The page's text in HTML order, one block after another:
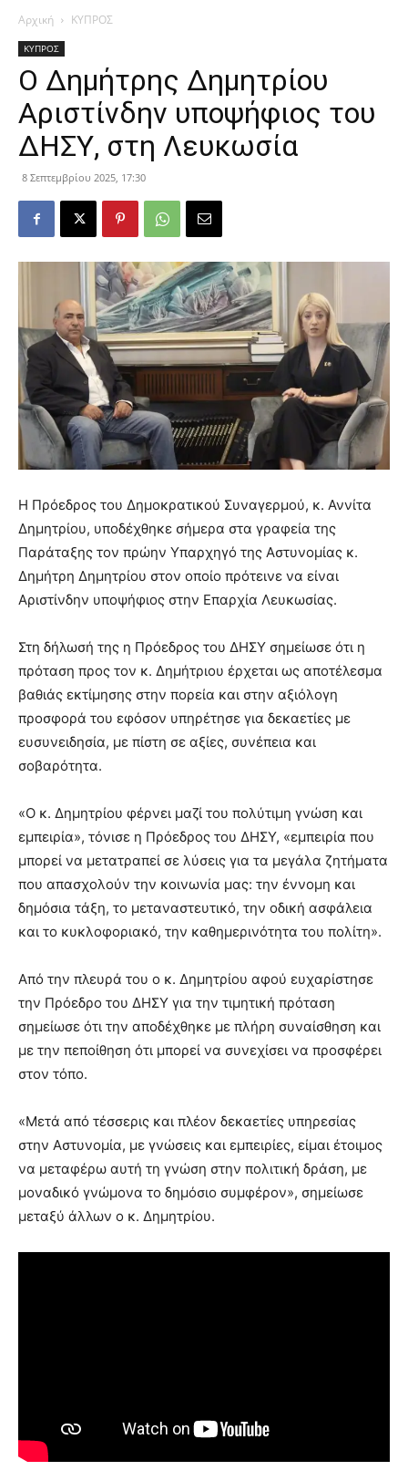
Αρχική ΚΥΠΡΟΣ
ΚΥΠΡΟΣ
Ο Δημήτρης Δημητρίου
Αριστίνδην υποψήφιος του
ΔΗΣΥ, στη Λευκωσία
8 Σεπτεμβρίου 2025, 17:30
Η Πρόεδρος του Δημοκρατικού Συναγερμού, κ. Αννίτα
Δημητρίου, υποδέχθηκε σήμερα στα γραφεία της
Παράταξης τον πρώην Υπαρχηγό της Αστυνομίας κ.
Δημήτρη Δημητρίου στον οποίο πρότεινε να είναι
Αριστίνδην υποψήφιος στην Επαρχία Λευκωσίας.
Στη δήλωσή της η Πρόεδρος του ΔΗΣΥ σημείωσε ότι η
πρόταση προς τον κ. Δημήτριου έρχεται ως αποτέλεσμα
βαθιάς εκτίμησης στην πορεία και στην αξιόλογη
προσφορά του εφόσον υπηρέτησε για δεκαετίες με
ευσυνειδησία, με πίστη σε αξίες, συνέπεια και
σοβαρότητα.
«Ο κ. Δημητρίου φέρνει μαζί του πολύτιμη γνώση και
εμπειρία», τόνισε η Πρόεδρος του ΔΗΣΥ, «εμπειρία που
μπορεί να μετατραπεί σε λύσεις για τα μεγάλα ζητήματα
που απασχολούν την κοινωνία μας: την έννομη και
δημόσια τάξη, το μεταναστευτικό, την οδική ασφάλεια
και το κυκλοφοριακό, την καθημερινότητα του πολίτη».
Από την πλευρά του ο κ. Δημητρίου αφού ευχαρίστησε
την Πρόεδρο του ΔΗΣΥ για την τιμητική πρόταση
σημείωσε ότι την αποδέχθηκε με πλήρη συναίσθηση και
με την πεποίθηση ότι μπορεί να συνεχίσει να προσφέρει
στον τόπο.
«Μετά από τέσσερις και πλέον δεκαετίες υπηρεσίας
στην Αστυνομία, με γνώσεις και εμπειρίες, είμαι έτοιμος
να μεταφέρω αυτή τη γνώση στην πολιτική δράση, με
μοναδικό γνώμονα το δημόσιο συμφέρον», σημείωσε
μεταξύ άλλων ο κ. Δημητρίου.